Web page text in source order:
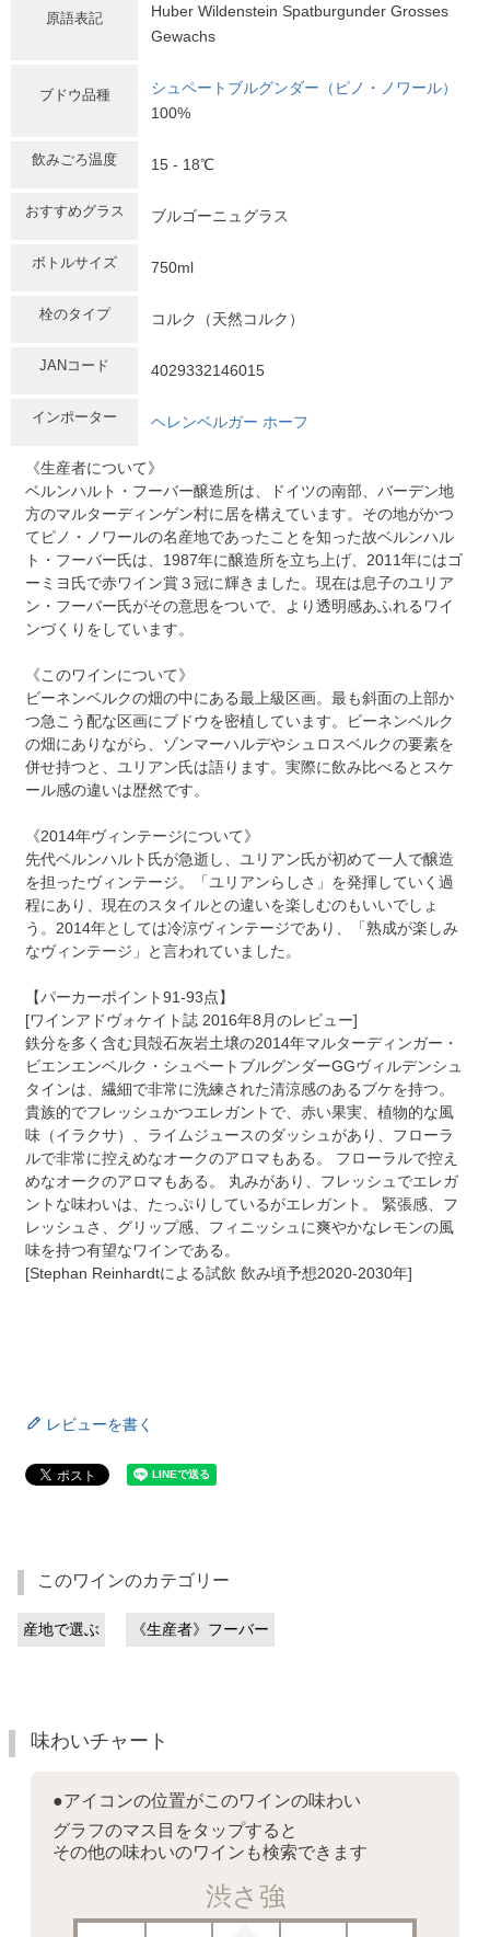
原語表記
Huber Wildenstein Spatburgunder Grosses
Gewachs
ブドウ品種
シュペートブルグンダー（ピノ・ノワール）
100%
飲みごろ温度 15 - 18℃
おすすめグラス ブルゴーニュグラス
ボトルサイズ 750ml
栓のタイプ コルク（天然コルク）
JANコード 4029332146015
インポーター ヘレンベルガー ホーフ
《生産者について》
ベルンハルト・フーバー醸造所は、ドイツの南部、バーデン地
方のマルターディンゲン村に居を構えています。その地がかつ
てピノ・ノワールの名産地であったことを知った故ベルンハル
ト・フーバー氏は、1987年に醸造所を立ち上げ、2011年にはゴ
ーミヨ氏で赤ワイン賞３冠に輝きました。現在は息子のユリア
ン・フーバー氏がその意思をついで、より透明感あふれるワイ
ンづくりをしています。
《このワインについて》
ビーネンベルクの畑の中にある最上級区画。最も斜面の上部か
つ急こう配な区画にブドウを密植しています。ビーネンベルク
の畑にありながら、ゾンマーハルデやシュロスベルクの要素を
併せ持つと、ユリアン氏は語ります。実際に飲み比べるとスケ
ール感の違いは歴然です。
《2014年ヴィンテージについて》
先代ベルンハルト氏が急逝し、ユリアン氏が初めて一人で醸造
を担ったヴィンテージ。「ユリアンらしさ」を発揮していく過
程にあり、現在のスタイルとの違いを楽しむのもいいでしょ
う。2014年としては冷涼ヴィンテージであり、「熟成が楽しみ
なヴィンテージ」と言われていました。
【パーカーポイント91-93点】
[ワインアドヴォケイト誌 2016年8月のレビュー]
鉄分を多く含む貝殻石灰岩土壌の2014年マルターディンガー・
ビエンエンベルク・シュペートブルグンダーGGヴィルデンシュ
タインは、繊細で非常に洗練された清涼感のあるブケを持つ。
貴族的でフレッシュかつエレガントで、赤い果実、植物的な風
味（イラクサ）、ライムジュースのダッシュがあり、フローラ
ルで非常に控えめなオークのアロマもある。 フローラルで控え
めなオークのアロマもある。 丸みがあり、フレッシュでエレガ
ントな味わいは、たっぷりしているがエレガント。 緊張感、フ
レッシュさ、グリップ感、フィニッシュに爽やかなレモンの風
味を持つ有望なワインである。
[Stephan Reinhardtによる試飲 飲み頃予想2020-2030年]
レビューを書く
このワインのカテゴリー
産地で選ぶ 《生産者》フーバー
味わいチャート
●アイコンの位置がこのワインの味わい
グラフのマス目をタップすると
その他の味わいのワインも検索できます
渋さ強